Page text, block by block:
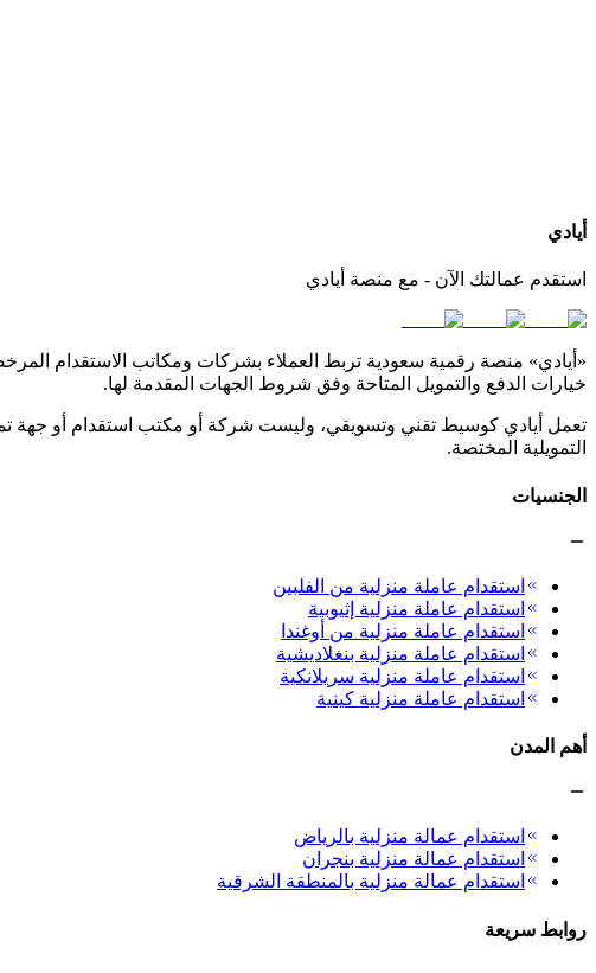
أيادي
استقدم عمالتك الآن - مع منصة أيادي
«أيادي» منصة رقمية سعودية تربط العملاء بشركات ومكاتب الاستقدام
خيارات الدفع والتمويل المتاحة وفق شروط الجهات المقدمة لها.
تعمل أيادي كوسيط تقني وتسويقي، وليست شركة أو مكتب استقدام أو جهة
التمويلية المختصة.
الجنسيات
استقدام عاملة منزلية من الفلبين
استقدام عاملة منزلية إثيوبية
استقدام عاملة منزلية من أوغندا
استقدام عاملة منزلية بنغلاديشية
استقدام عاملة منزلية سريلانكية
استقدام عاملة منزلية كينية
أهم المدن
استقدام عمالة منزلية بالرياض
استقدام عمالة منزلية بنجران
استقدام عمالة منزلية بالمنطقة الشرقية
روابط سريعة